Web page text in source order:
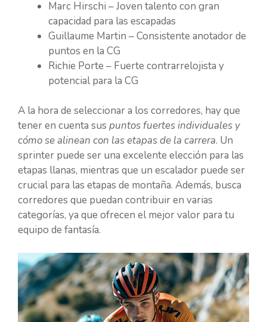
Marc Hirschi – Joven talento con gran
capacidad para las escapadas
Guillaume Martin – Consistente anotador de
puntos en la CG
Richie Porte – Fuerte contrarrelojista y
potencial para la CG
A la hora de seleccionar a los corredores, hay que
tener en cuenta sus puntos fuertes individuales y
cómo se alinean con las etapas de la carrera. Un
sprinter puede ser una excelente elección para las
etapas llanas, mientras que un escalador puede ser
crucial para las etapas de montaña. Además, busca
corredores que puedan contribuir en varias
categorías, ya que ofrecen el mejor valor para tu
equipo de fantasía.